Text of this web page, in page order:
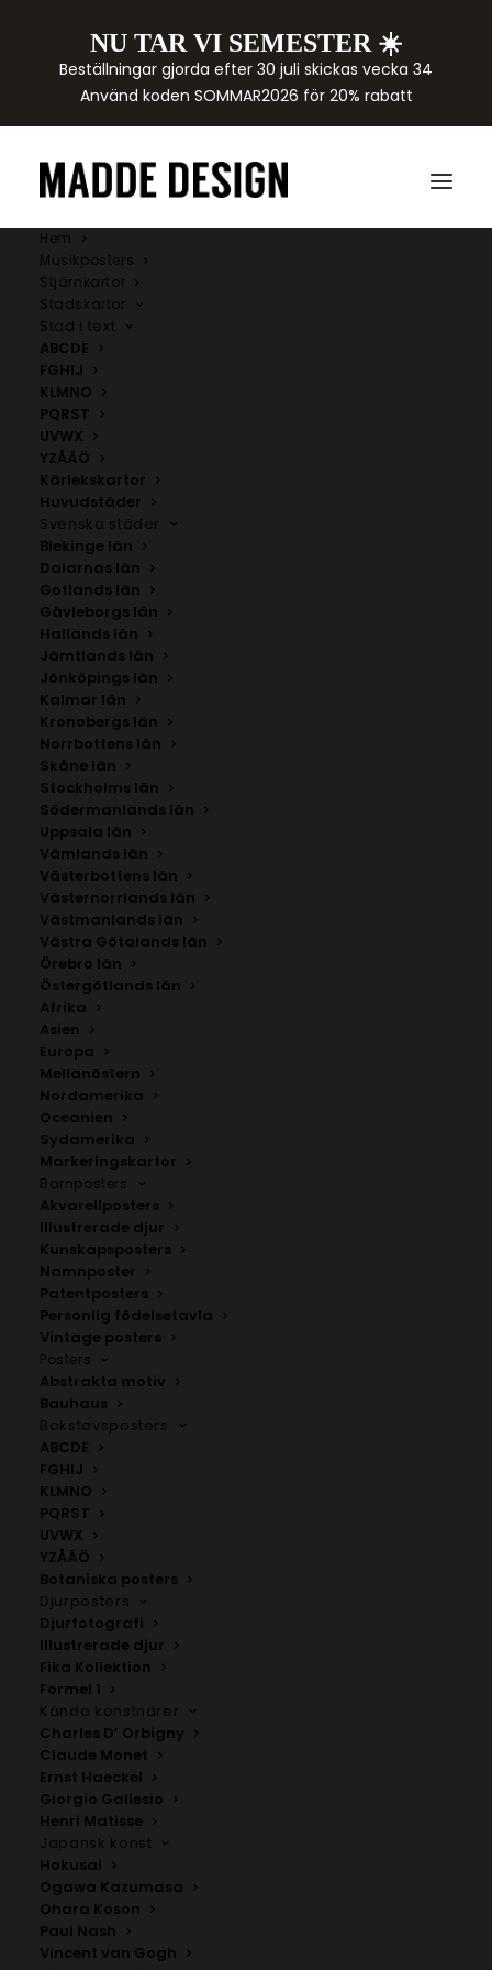
NU TAR VI SEMESTER ☀️
Beställningar gjorda efter 30 juli skickas vecka 34
Använd koden SOMMAR2026 för 20% rabatt
Hem
Musikposters
Stjärnkartor
Stadskartor
Stad i text
ABCDE
FGHIJ
KLMNO
PQRST
UVWX
YZÅÄÖ
Kärlekskartor
Huvudstäder
Svenska städer
Blekinge län
Dalarnas län
Gotlands län
Gävleborgs län
Hallands län
Jämtlands län
Jönköpings län
Kalmar län
Kronobergs län
Norrbottens län
Skåne län
Stockholms län
Södermanlands län
Uppsala län
Vämlands län
Västerbottens län
Västernorrlands län
Västmanlands län
Västra Götalands län
Örebro län
Östergötlands län
Afrika
Asien
Europa
Mellanöstern
Nordamerika
Oceanien
Sydamerika
Markeringskartor
Barnposters
Akvarellposters
Illustrerade djur
Kunskapsposters
Namnposter
Patentposters
Personlig födelsetavla
Vintage posters
Posters
Abstrakta motiv
Bauhaus
Bokstavsposters
ABCDE
FGHIJ
KLMNO
PQRST
UVWX
YZÅÄÖ
Botaniska posters
Djurposters
Djurfotografi
Illustrerade djur
Fika Kollektion
Formel 1
Kända konstnärer
Charles D’ Orbigny
Claude Monet
Ernst Haeckel
Giorgio Gallesio
Henri Matisse
Japansk konst
Hokusai
Ogawa Kazumasa
Ohara Koson
Paul Nash
Vincent van Gogh
Aneby
Storlek
350.00kr
Handritad karta över Aneby i
Välj mellan fyra olika storlekar: 50×70 cm, 40×50 cm,
30×40 cm och 21×30 cm.
Jönköpings län
ANDRA KÖPTE ÄVEN
Ormaryd
Fr. 200.00